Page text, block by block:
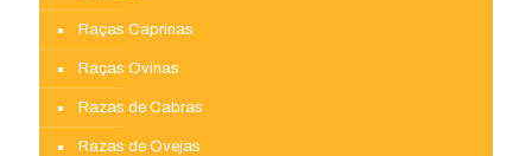
Raças Caprinas
Raças Ovinas
Razas de Cabras
Razas de Ovejas